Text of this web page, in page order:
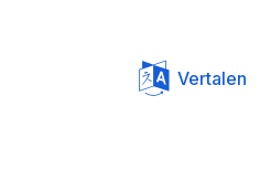
Vertalen